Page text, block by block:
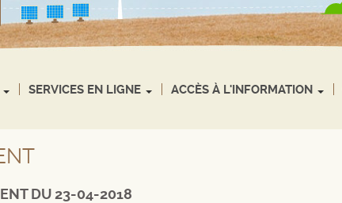
SERVICES EN LIGNE ACCÈS À L'INFORMATION
DU 23-04-2018